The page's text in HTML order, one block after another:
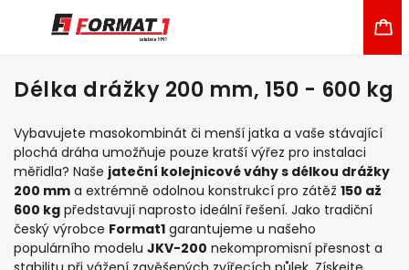
Délka drážky 200 mm, 150 - 600 kg
Vybavujete masokombinát či menší jatka a vaše stávající
plochá dráha umožňuje pouze kratší výřez pro instalaci
měřidla? Naše jateční kolejnicové váhy s délkou drážky
200 mm a extrémně odolnou konstrukcí pro zátěž 150 až
600 kg představují naprosto ideální řešení. Jako tradiční
český výrobce Format1 garantujeme u našeho
populárního modelu JKV-200 nekompromisní přesnost a